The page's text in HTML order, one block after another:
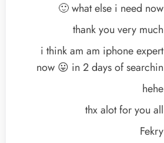
what else i need now 🙂
thank you very much
i think am am iphone expert
now 😛 in 2 days of searchin
hehe
thx alot for you all
Fekry